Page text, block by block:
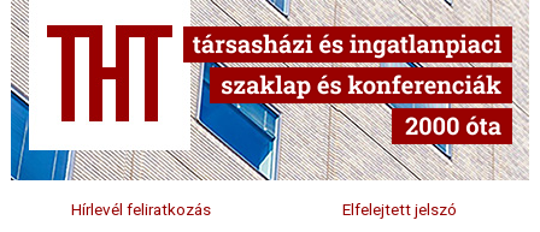
Hírlevél feliratkozás Elfelejtett jelszó